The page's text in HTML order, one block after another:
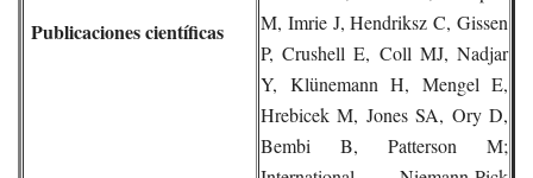
Publicaciones científicas
M, Imrie J, Hendriksz C, Gissen
P, Crushell E, Coll MJ, Nadjar
Y, Klünemann H, Mengel E,
Hrebicek M, Jones SA, Ory D,
Bembi B, Patterson M;